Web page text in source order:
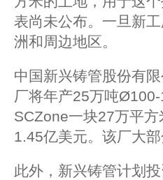
表尚未公布。一旦新
洲和周边地区。
中国新兴铸管股份有
厂将年产25万吨
SCZone一块27万平
1.45亿美元。该厂大部
此外，新兴铸管计划